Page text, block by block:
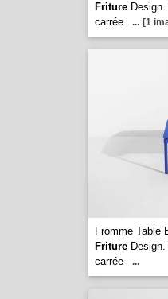
FritureDesign.
carrée
... [1
Fromme Table
FritureDesign.
carrée
...